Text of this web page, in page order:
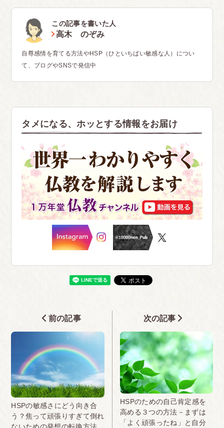
この記事を書いた人
高木 のぞみ
自尊感情を育てる方法やHSP（ひといちばい敏感な人）につい
て、ブログやSNSで発信中
タメになる、ホッとする情報をお届け
前の記事
HSPの敏感さにどう向き合
う？焦って頑張りすぎて倒れ
HSPのための自己肯定感を
高める３つの方法－まずは
「よく頑張ったね」と自分
次の記事